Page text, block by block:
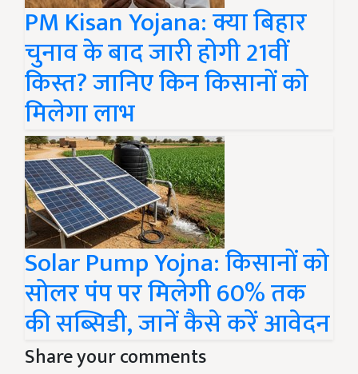
PM Kisan Yojana: क्या बिहार
चुनाव के बाद जारी होगी 21वीं
किस्त? जानिए किन किसानों को
मिलेगा लाभ
Solar Pump Yojna: किसानों को
सोलर पंप पर मिलेगी 60% तक
की सब्सिडी, जानें कैसे करें आवेदन
Share your comments